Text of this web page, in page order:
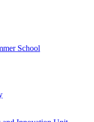
School